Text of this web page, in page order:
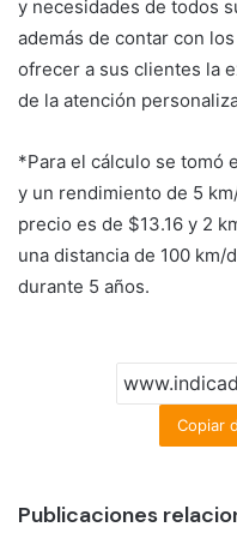
y necesidades de todos
además de contar con
ofrecer a sus clientes la
de la atención
*Para el cálculo se tomó
y un rendimiento de 5
precio es de $13.16 y 2
una distancia de 100 km/
durante 5 años.
Copiar
Publicaciones